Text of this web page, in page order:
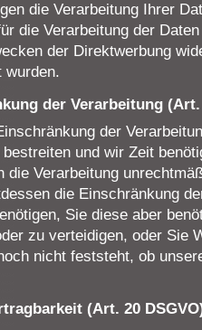
die Verarbeitung Ihrer
die Verarbeitung der
der Direktwerbung
wurden.
der Verarbeitung (Art.
der
und wir Zeit
die Verarbeitung
die Einschränkung
Sie diese aber
zu verteidigen, oder Sie
nicht feststeht, ob
(Art. 20